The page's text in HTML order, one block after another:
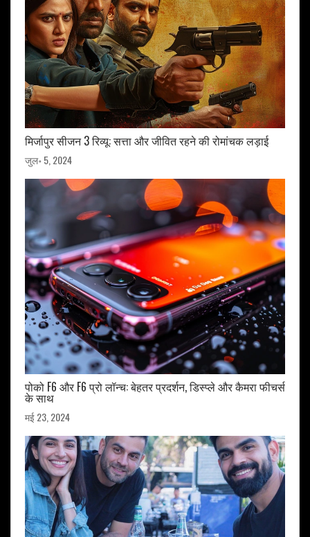
मिर्जापुर सीजन 3 रिव्यू: सत्ता और जीवित रहने की रोमांचक लड़ाई
जुल॰ 5, 2024
पोको F6 और F6 प्रो लॉन्च: बेहतर प्रदर्शन, डिस्प्ले और कैमरा फीचर्स
के साथ
मई 23, 2024